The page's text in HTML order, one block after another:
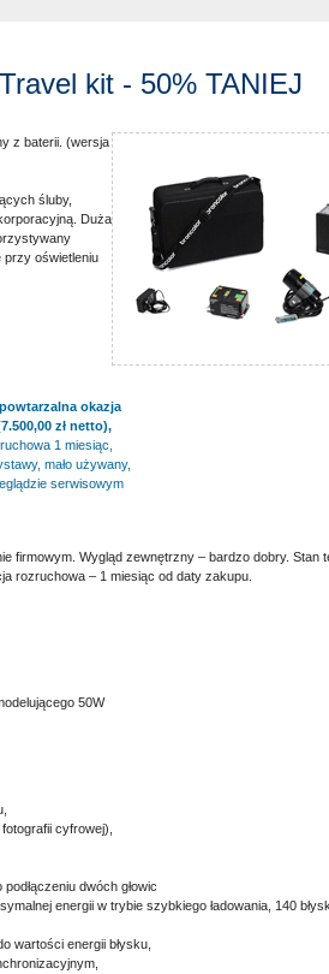
kit - 50% TANIEJ
z baterii. (wersja
śluby,
Duża
przy oświetleniu
okazja
zł netto),
1 miesiąc,
mało używany,
serwisowym
firmowym. Wygląd zewnętrzny – bardzo dobry. Stan
rozruchowa – 1 miesiąc od daty zakupu.
50W
cyfrowej),
dwóch głowic
energii w trybie szybkiego ładowania, 140
wartości energii błysku,